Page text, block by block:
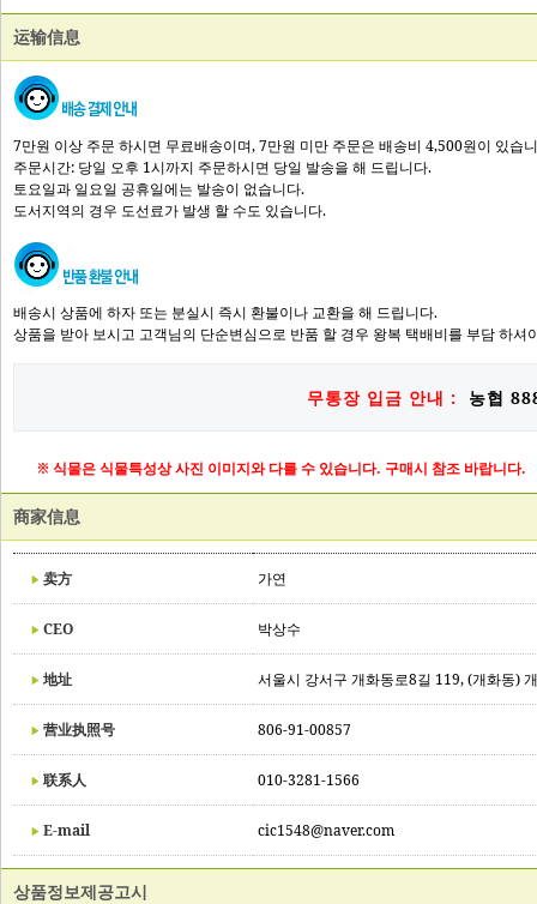
运输信息
7만원 이상 주문 하시면 무료배송이며, 7만원 미만 주문은 배송비 4,500원이 있습
주문시간: 당일 오후 1시까지 주문하시면 당일 발송을 해 드립니다.
토요일과 일요일 공휴일에는 발송이 없습니다.
도서지역의 경우 도선료가 발생 할 수도 있습니다.
배송시 상품에 하자 또는 분실시 즉시 환불이나 교환을 해 드립니다.
상품을 받아 보시고 고객님의 단순변심으로 반품 할 경우 왕복 택배비를 부담 하셔
무통장 입금 안내 : 농협
※ 식물은 식물특성상 사진 이미지와 다를 수 있습니다. 구매시 참조 바랍니다.
商家信息
卖方 가연
CEO 박상수
地址 서울시 강서구 개화동로8길 119, (개화동)
营业执照号 806-91-00857
联系人 010-3281-1566
E-mail cic1548@naver.com
상품정보제공고시